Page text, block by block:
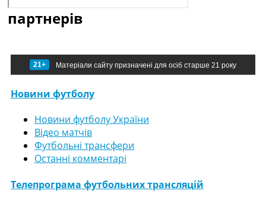
партнерів
21+ Матеріали сайту призначені для осіб старше 21 року
Новини футболу
Новини футболу України
Відео матчів
Футбольні трансфери
Останні комментарі
Телепрограма футбольних трансляцій